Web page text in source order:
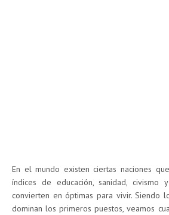
En el mundo existen ciertas naciones
índices de educación, sanidad, civismo
convierten en óptimas para vivir. Siendo
dominan los primeros puestos, veamos